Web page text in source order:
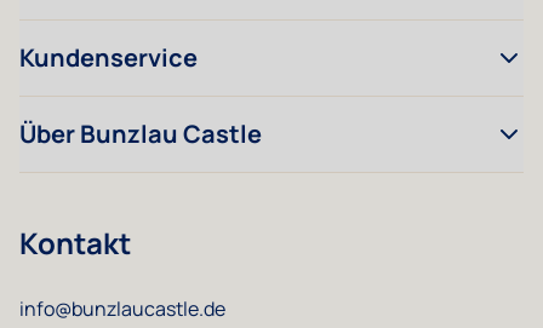
Kundenservice
Über Bunzlau Castle
Kontakt
info@bunzlaucastle.de